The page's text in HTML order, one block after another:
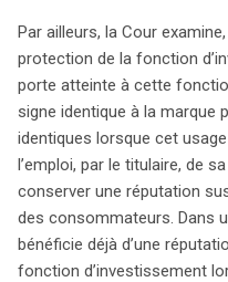
Par ailleurs, la Cour
protection de la fonction
porte atteinte à cette
signe identique à la marque
identiques lorsque cet
l’emploi, par le titulaire, de
conserver une réputation
des consommateurs. Dans
bénéficie déjà d’une
fonction d’investissement